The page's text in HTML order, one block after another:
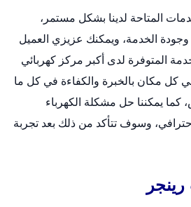
المتاحة لدينا بشكل مستمر،
الخدمة، ويمكنك عزيزي العميل
المتوفرة لدى أكبر مركز كهربائي
كل مكان بالخبرة والكفاءة في كل ما
يمكننا حل مشكلة الكهرباء
وسوف تتأكد من ذلك بعد تجربة